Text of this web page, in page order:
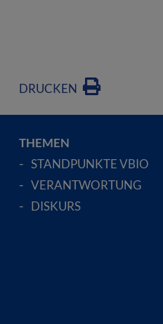
DRUCKEN
THEMEN
STANDPUNKTE VBIO
VERANTWORTUNG
DISKURS